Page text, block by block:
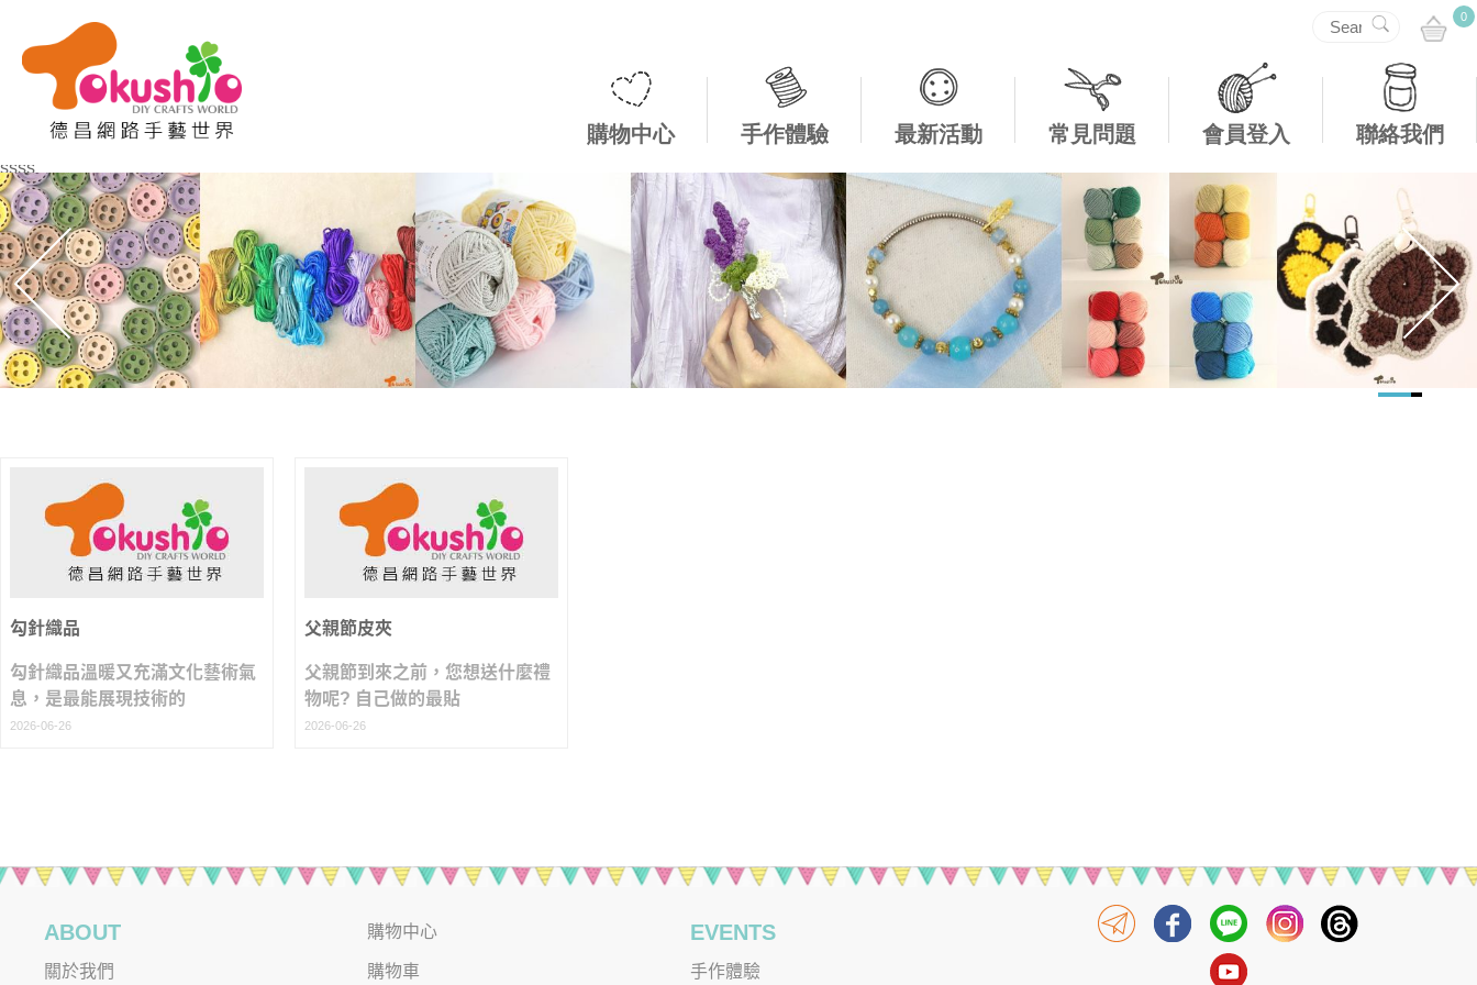
0
購物中心 手作體驗 最新活動 常見問題 會員登入 聯絡我們
購物車(
ssss
勾針織品
勾針織品溫暖又充滿文化藝術氣
息，是最能展現技術的
2026-06-26
父親節皮夾
父親節到來之前，您想送什麼禮
物呢? 自己做的最貼
2026-06-26
ABOUT
關於我們
購物中心
購物車
EVENTS
手作體驗